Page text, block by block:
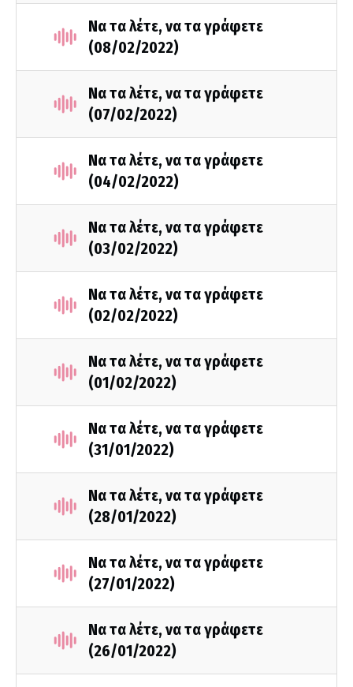
Να τα λέτε, να τα γράφετε
(08/02/2022)
Να τα λέτε, να τα γράφετε
(07/02/2022)
Να τα λέτε, να τα γράφετε
(04/02/2022)
Να τα λέτε, να τα γράφετε
(03/02/2022)
Να τα λέτε, να τα γράφετε
(02/02/2022)
Να τα λέτε, να τα γράφετε
(01/02/2022)
Να τα λέτε, να τα γράφετε
(31/01/2022)
Να τα λέτε, να τα γράφετε
(28/01/2022)
Να τα λέτε, να τα γράφετε
(27/01/2022)
Να τα λέτε, να τα γράφετε
(26/01/2022)